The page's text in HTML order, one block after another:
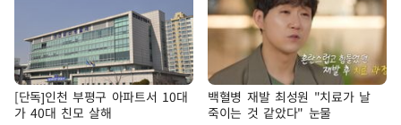
[단독]인천 부평구 아파트서 10대
가 40대 친모 살해
백혈병 재발 최성원 "치료가 날
죽이는 것 같았다" 눈물